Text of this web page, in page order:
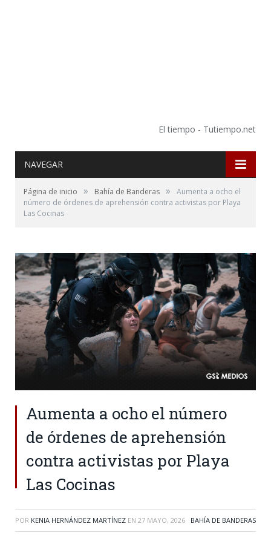
El tiempo - Tutiempo.net
NAVEGAR
Página de inicio » Bahía de Banderas »
Aumenta a ocho el
número de órdenes de aprehensión contra activistas por Playa
Las Cocinas
Aumenta a ocho el número
de órdenes de aprehensión
contra activistas por Playa
Las Cocinas
POR KENIA HERNÁNDEZ MARTÍNEZ EN 27 MAYO, 2026 BAHÍA DE BANDERAS